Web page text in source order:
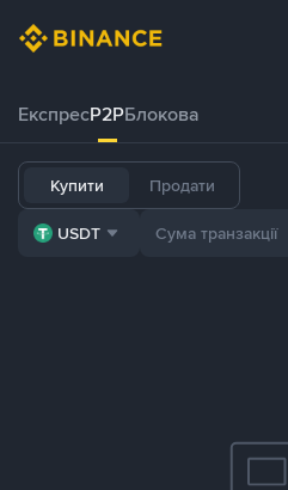
ЕкспресP2PБлокова
Купити Продати
USDT